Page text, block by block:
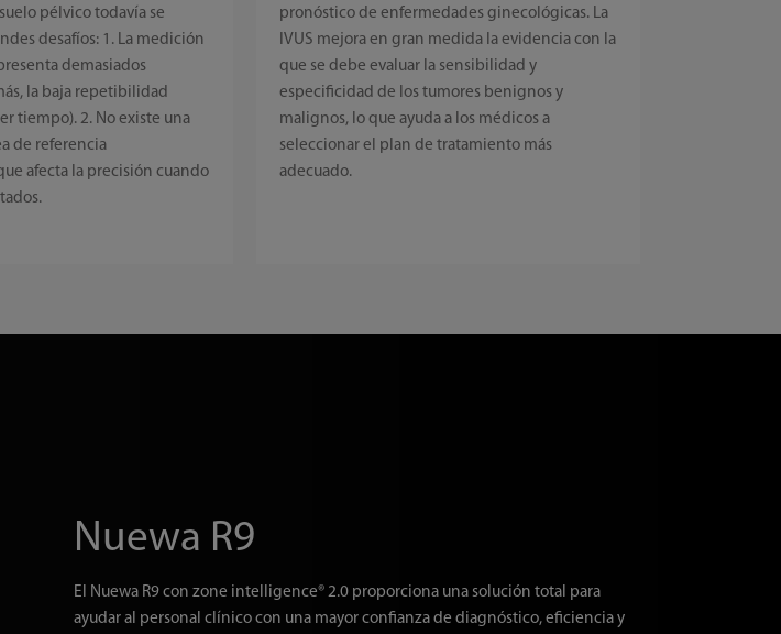
pélvico todavía se
desafíos: 1. La medición
demasiados
la baja repetibilidad
tiempo). 2. No existe una
de referencia
afecta la precisión cuando
pronóstico de enfermedades ginecológicas. La
IVUS mejora en gran medida la evidencia con la
que se debe evaluar la sensibilidad y
especificidad de los tumores benignos y
malignos, lo que ayuda a los médicos a
seleccionar el plan de tratamiento más
adecuado.
Nuewa R9
El Nuewa R9 con zone intelligence® 2.0 proporciona una solución total para
ayudar al personal clínico con una mayor confianza de diagnóstico, eficiencia y